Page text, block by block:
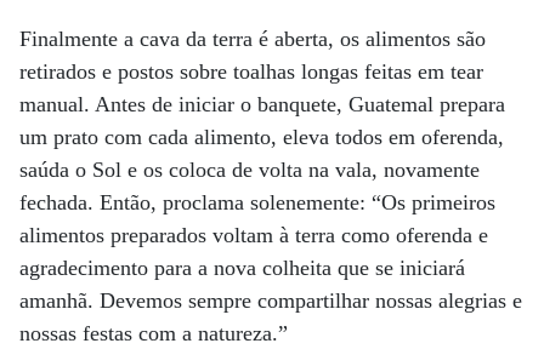
Finalmente a cava da terra é aberta, os alimentos são
retirados e postos sobre toalhas longas feitas em tear
manual. Antes de iniciar o banquete, Guatemal prepara
um prato com cada alimento, eleva todos em oferenda,
saúda o Sol e os coloca de volta na vala, novamente
fechada. Então, proclama solenemente: “Os primeiros
alimentos preparados voltam à terra como oferenda e
agradecimento para a nova colheita que se iniciará
amanhã. Devemos sempre compartilhar nossas alegrias e
nossas festas com a natureza.”